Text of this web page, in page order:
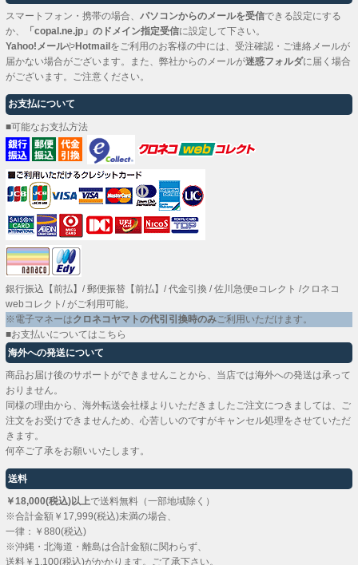
スマートフォン・携帯の場合、 パソコンからのメールを受信できる設定にする
か、
「copal.ne.jp」のドメイン指定受信に設定して下さい。
Yahoo!メールやHotmailをご利用のお客様の中には、受注確認・ご連絡メールが
届かない場合がございます。また、弊社からのメールが迷惑フォルダに届く場合
がございます。ご注意ください。
お支払について
■可能なお支払方法
銀行振込【前払】 /郵便振替【前払】 /代金引換 /佐川急便eコレクト /クロネコ
webコレクト / がご利用可能。
※電子マネーはクロネコヤマトの代引引換時のみご利用いただけます。
■お支払いについてはこちら
海外への発送について
商品お届け後のサポートができませんことから、当店では海外への発送は承って
おりません。
同様の理由から、海外転送会社様よりいただきましたご注文につきましては、ご
注文をお受けできませんため、心苦しいのですがキャンセル処理をさせていただ
きます。
何卒ご了承をお願いいたします。
送料
￥18,000(税込)以上で送料無料（一部地域除く）
※合計金額￥17,999(税込)未満の場合、
一律：￥880(税込)
※沖縄・北海道・離島は合計金額に関わらず、
送料￥1,100(税込)がかかります。ご了承下さい。